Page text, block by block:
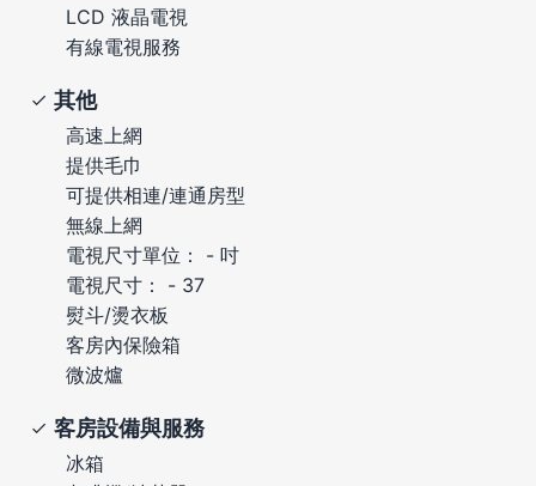
LCD 液晶電視
有線電視服務
其他
高速上網
提供毛巾
可提供相連/連通房型
無線上網
電視尺寸單位： - 吋
電視尺寸： - 37
熨斗/燙衣板
客房內保險箱
微波爐
客房設備與服務
冰箱